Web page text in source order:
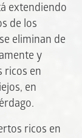
extendiendo
de los
eliminan de
y
ricos en
en
ricos en